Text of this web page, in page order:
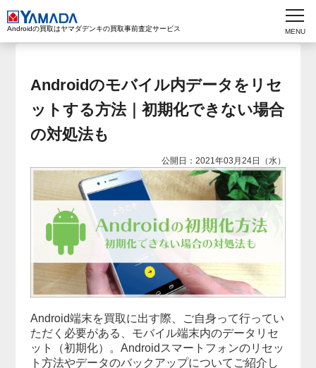
Androidの買取はヤマダデンキの買取事前査定サービス
Androidのモバイル内データをリセ
ットする方法｜初期化できない場合
の対処法も
2021年03月24日（水）
Android端末を買取に出す際、ご自身って行ってい
ただく必要がある、モバイル端末内のデータリセ
ット（初期化）。Androidスマートフォンのリセッ
ト方法やデータのバックアップについてご紹介し